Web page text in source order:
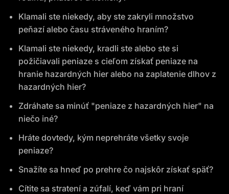
Klamali ste niekedy, aby ste zakryli množstvo
peňazí alebo času stráveného hraním?
Klamali ste niekedy, kradli ste alebo ste si
požičiavali peniaze s cieľom získať peniaze na
hranie hazardných hier alebo na zaplatenie dlhov z
hazardných hier?
Zdráhate sa minúť "peniaze z hazardných hier" na
niečo iné?
Hráte dovtedy, kým neprehráte všetky svoje
peniaze?
Snažíte sa hneď po prehre čo najskôr získať späť?
Cítite sa stratení a zúfalí, keď vám pri hraní